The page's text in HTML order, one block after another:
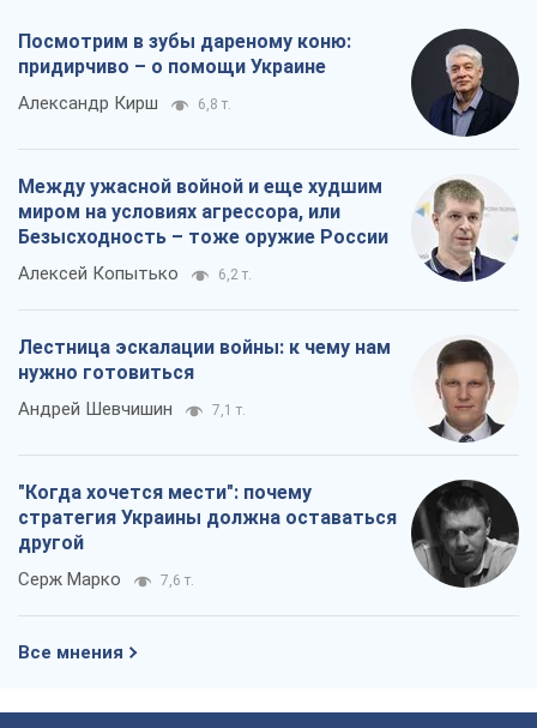
Посмотрим в зубы дареному коню:
придирчиво – о помощи Украине
Александр Кирш 6,8 т.
Между ужасной войной и еще худшим
миром на условиях агрессора, или
Безысходность – тоже оружие России
Алексей Копытько 6,2 т.
Лестница эскалации войны: к чему нам
нужно готовиться
Андрей Шевчишин 7,1 т.
"Когда хочется мести": почему
стратегия Украины должна оставаться
другой
Серж Марко 7,6 т.
Все мнения